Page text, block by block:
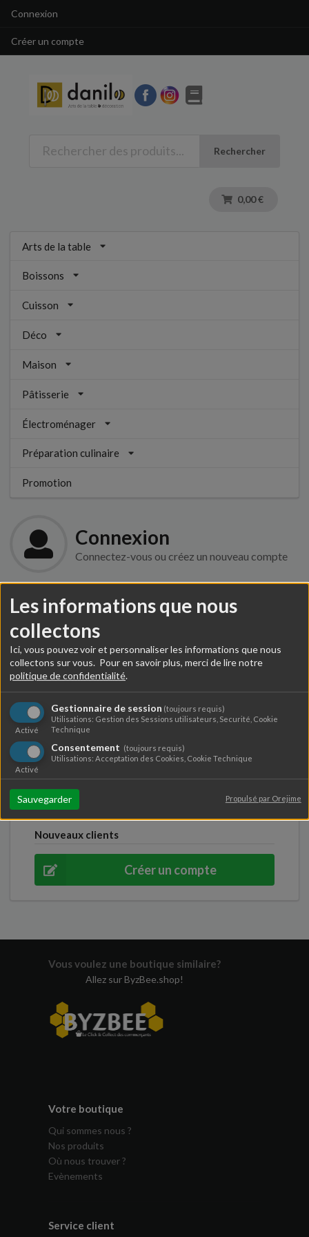
Les informations que nous
collectons
Ici, vous pouvez voir et personnaliser les informations que nous
collectons sur vous. Pour en savoir plus, merci de lire notre
politique de confidentialité.
Gestionnaire de session (toujours requis)
Activé
Utilisations: Gestion des Sessions utilisateurs, Securité, Cookie
Technique
Consentement (toujours requis)
Activé
Utilisations: Acceptation des Cookies, Cookie Technique
Sauvegarder Propulsé par Orejime
Connexion
Créer un compte
Rechercher
0,00 €
Arts de la table
Boissons
Cuisson
Déco
Maison
Pâtisserie
Électroménager
Préparation culinaire
Promotion
Connexion
Connectez-vous ou créez un nouveau compte
Clients enregistrés
Si vous possédez déjà un compte, connectez-vous à
l'aide de votre adresse email.
Identifiant
Mot de passe
Connexion Mot de passe oublié ?
Nouveaux clients
Créer un compte
Vous voulez une boutique similaire?
Allez sur ByzBee.shop!
Votre boutique
Qui sommes nous ?
Nos produits
Où nous trouver ?
Evènements
Service client